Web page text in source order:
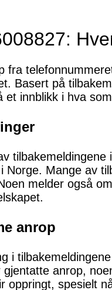
fra
Basert på
innblikk i hva
Norge. Mange av
melder også
anrop
i
gjentatte anrop,
oppringt, spesielt